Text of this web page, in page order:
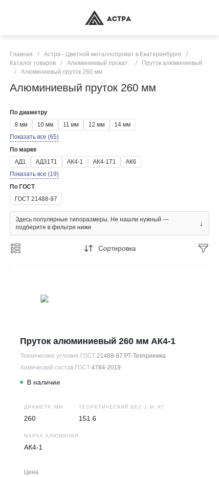
Главная / Астра - Цветной металлопрокат в Екатеринбурге
/
Каталог товаров
/ Алюминиевый прокат /
Пруток алюминиевый
/
Алюминиевый пруток 260 мм
Алюминиевый пруток 260 мм
По диаметру
8 мм
10 мм 11 мм 12 мм
14 мм
Показать все (65)
По марке
АД1
АД31Т1 АК4-1 АК4-1Т1
АК6
Показать все (19)
По ГОСТ
ГОСТ 21488-97
Здесь популярные типоразмеры. Не нашли нужный —
подберите в фильтре ниже
↓
Сортировка
Пруток алюминиевый 260 мм АК4-1
Технические условия ГОСТ 21488-97 РТ-Техприемка
Химический состав ГОСТ 4784-2019
В наличии
ДИАМЕТР, ММ
260
ТЕОРЕТИЧЕСКИЙ ВЕС 1 М, КГ
151.6
МАРКА АЛЮМИНИЯ
АК4-1
Цена